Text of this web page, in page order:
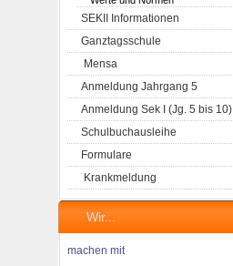
SEKII Informationen
Ganztagsschule
Mensa
Anmeldung Jahrgang 5
Anmeldung Sek I (Jg. 5 bis 10)
Schulbuchausleihe
Formulare
Krankmeldung
Wir...
machen mit